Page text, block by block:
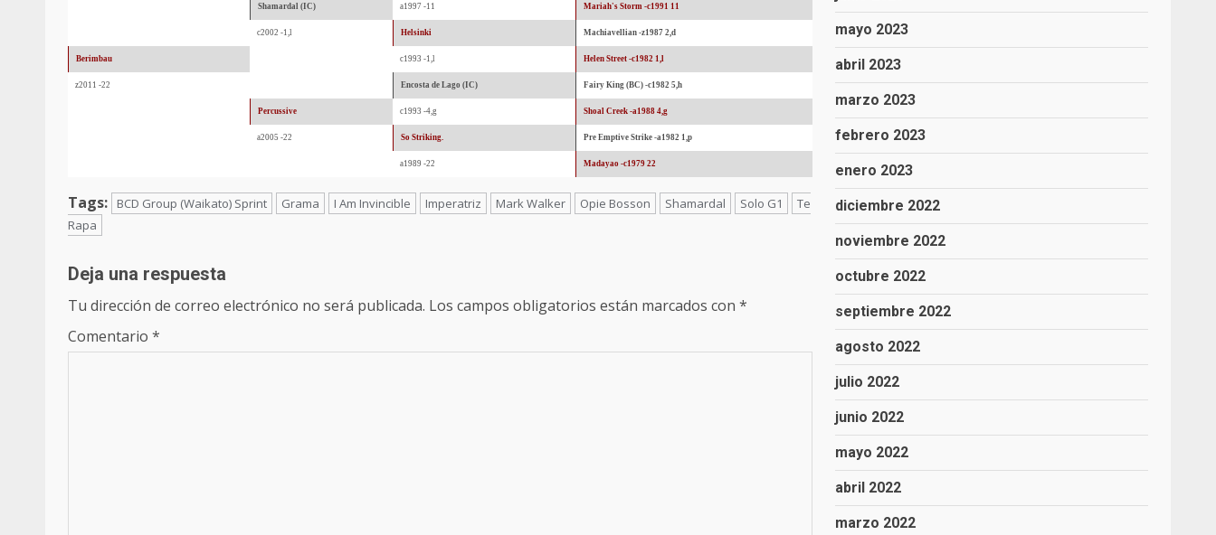
Shamardal (IC) a1997 -11 Mariah's Storm -c1991 11
c2002 -1,l Helsinki Machiavellian -z1987 2,d
Berimbau c1993 -1,l Helen Street -c1982 1,l
z2011 -22 Encosta de Lago (IC) Fairy King (BC) -c1982 5,h
Percussive c1993 -4,g Shoal Creek -a1988 4,g
a2005 -22 So Striking. Pre Emptive Strike -a1982 1,p
a1989 -22 Madayao -c1979 22
Tags: BCD Group (Waikato) Sprint Grama I Am Invincible Imperatriz Mark Walker Opie Bosson Shamardal Solo G1
Te
Rapa
Deja una respuesta
Tu dirección de correo electrónico no será publicada. Los campos obligatorios están marcados con *
Comentario *
mayo 2023
abril 2023
marzo 2023
febrero 2023
enero 2023
diciembre 2022
noviembre 2022
octubre 2022
septiembre 2022
agosto 2022
julio 2022
junio 2022
mayo 2022
abril 2022
marzo 2022